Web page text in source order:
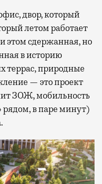
двор, который
летом работает
этом сдержанная, но
в историю
террас, природные
— это проект
ЗОЖ, мобильность
в паре минут)